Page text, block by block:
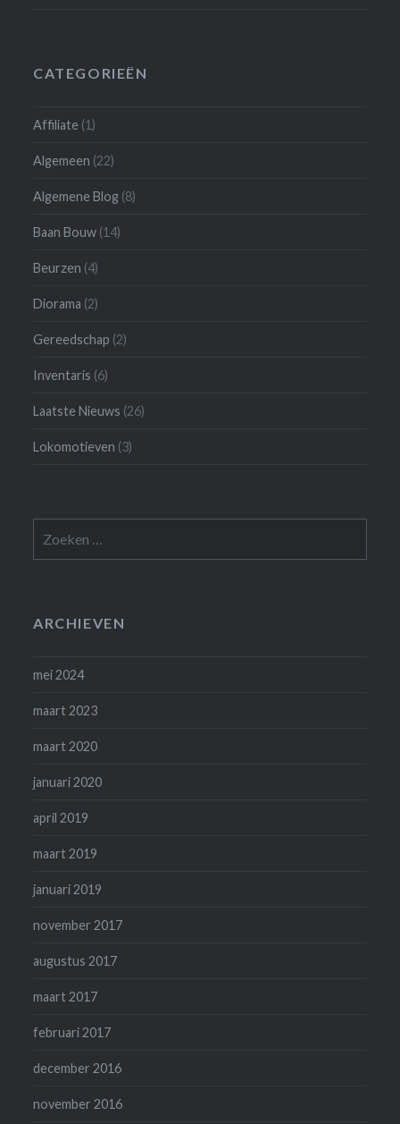
CATEGORIEËN
Affiliate (1)
Algemeen (22)
Algemene Blog (8)
Baan Bouw (14)
Beurzen (4)
Diorama (2)
Gereedschap (2)
Inventaris (6)
Laatste Nieuws (26)
Lokomotieven (3)
naar:
ARCHIEVEN
mei 2024
maart 2023
maart 2020
januari 2020
april 2019
maart 2019
januari 2019
november 2017
augustus 2017
maart 2017
februari 2017
december 2016
november 2016